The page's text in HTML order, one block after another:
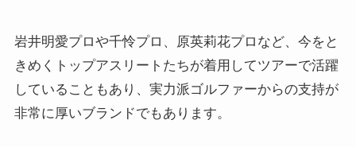
岩井明愛プロや千怜プロ、原英莉花プロなど、今をと
きめくトップアスリートたちが着用してツアーで活躍
していることもあり、実力派ゴルファーからの支持が
非常に厚いブランドでもあります。